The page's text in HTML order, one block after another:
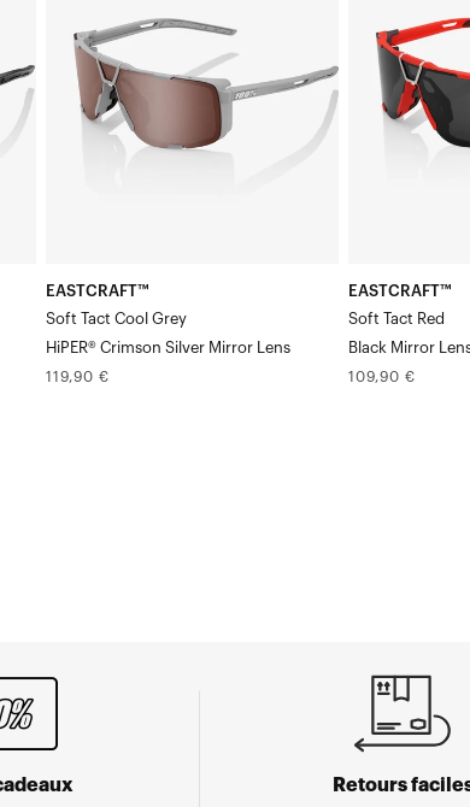
Cool
Grey
HiPER®
Crimson
EASTCRAFT™
Soft Tact Cool Grey
HiPER® Crimson Silver Mirror Lens
Prix
119,90 €
Rouge-
Noir
Miroir
EASTCRAFT™
Soft Tact Red
Black Mirror
Prix
109,90 €
Retours